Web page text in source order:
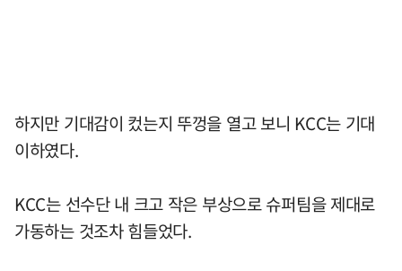
하지만 기대감이 컸는지 뚜껑을 열고 보니 KCC는 기대
이하였다.
KCC는 선수단 내 크고 작은 부상으로 슈퍼팀을 제대로
가동하는 것조차 힘들었다.